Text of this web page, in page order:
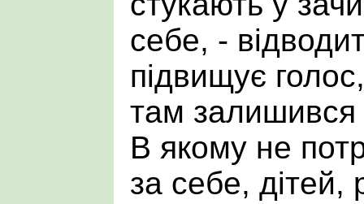
себе, -
підвищує
там
В якому не
за себе, дітей,